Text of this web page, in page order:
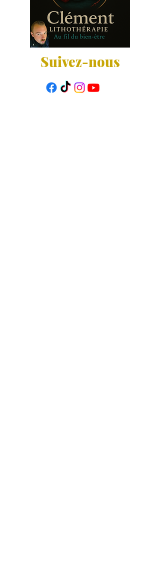
Suivez-nous